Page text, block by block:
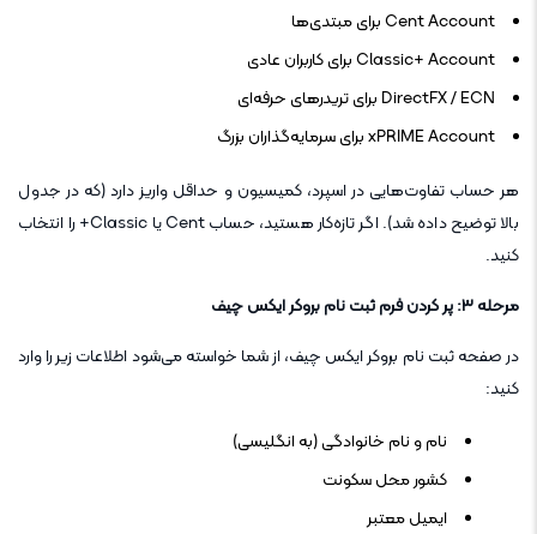
Cent Account برای مبتدی‌ها
Classic+ Account برای کاربران عادی
DirectFX / ECN برای تریدرهای حرفه‌ای
xPRIME Account برای سرمایه‌گذاران بزرگ
هر حساب تفاوت‌هایی در اسپرد، کمیسیون و حداقل واریز دارد (که در جدول
بالا توضیح داده شد). اگر تازه‌کار هستید، حساب Cent یا Classic+ را انتخاب
کنید.
مرحله ۳: پر کردن فرم ثبت نام بروکر ایکس چیف
در صفحه ثبت نام بروکر ایکس چیف، از شما خواسته می‌شود اطلاعات زیر را وارد
کنید:
نام و نام خانوادگی (به انگلیسی)
کشور محل سکونت
ایمیل معتبر